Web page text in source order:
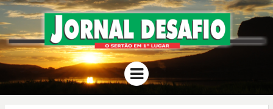
JORNAL
DESAFIO
O Sertão em 1º Lugar
Menu